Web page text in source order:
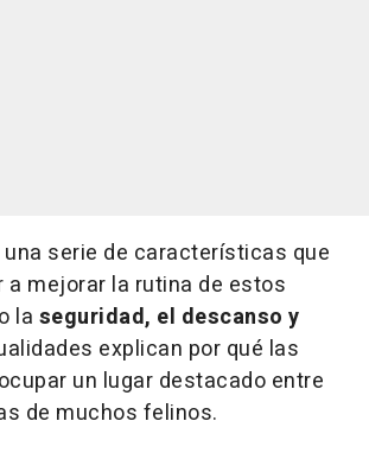
serie de características que
a mejorar la rutina de estos
la seguridad, el descanso y
explican por qué las
un lugar destacado entre
de muchos felinos.